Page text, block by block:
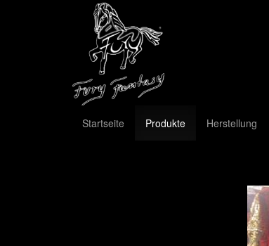
Startseite Produkte Herstellung